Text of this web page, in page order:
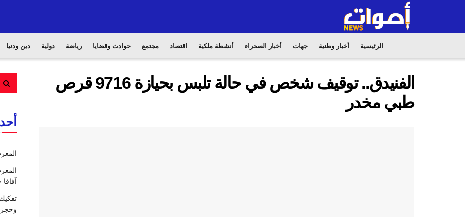
الرئيسية أخبار وطنية جهات أخبار الصحراء أنشطة ملكية اقتصاد مجتمع حوادث وقضايا رياضة دولية دين ودنيا
الفنيدق.. توقيف شخص في حالة تلبس بحيازة 9716 قرص
طبي مخدر
آفاقا
وحجز 10.5 أطنان